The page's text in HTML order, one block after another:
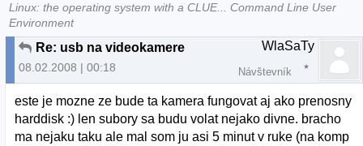
Linux: the operating system with a CLUE... Command Line User
Environment
Re: usb na videokamere
08.02.2008 | 00:18
WlaSaTy
Návštevník
este je mozne ze bude ta kamera fungovat aj ako prenosny
harddisk :) len subory sa budu volat nejako divne. bracho
ma nejaku taku ale mal som ju asi 5 minut v ruke (na komp